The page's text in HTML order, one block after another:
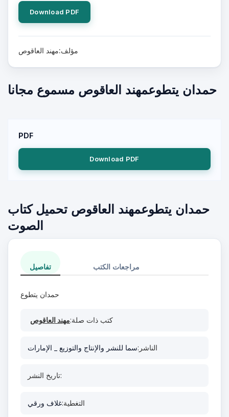
Download PDF
مؤلف:مهند العاقوص
حمدان يتطوعمهند العاقوص مسموع مجانا
PDF
Download PDF
حمدان يتطوعمهند العاقوص تحميل كتاب
الصوت
تفاصيل مراجعات الكتب
حمدان يتطوع
كتب ذات صلة:مهند العاقوص
الناشر:سما للنشر والإنتاج والتوزيع _ الإمارات
تاريخ النشر:
التغطية:غلاف ورقي